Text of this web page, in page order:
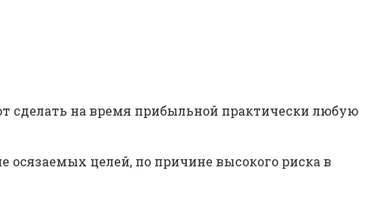
сделать на время прибыльной практически любую
целей, по причине высокого риска в